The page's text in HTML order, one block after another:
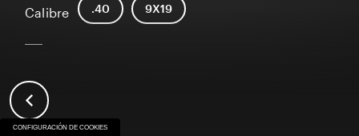
Calibre .40 9X19
CONFIGURACIÓN DE COOKIES